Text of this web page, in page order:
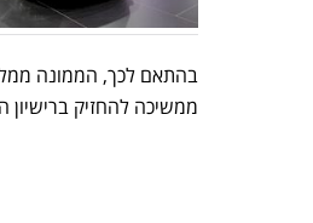
בהתאם לכך, הממונה
ממשיכה להחזיק